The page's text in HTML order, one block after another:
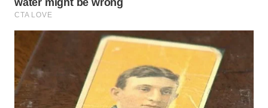
SIMALUNGUN
WN
LABUHANBATU